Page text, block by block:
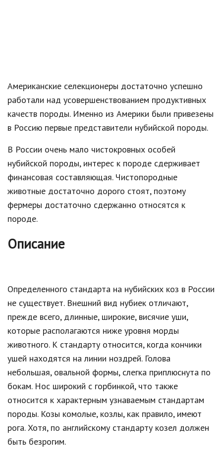
Американские селекционеры достаточно успешно
работали над усовершенствованием продуктивных
качеств породы. Именно из Америки были привезены
в Россию первые представители нубийской породы.
В России очень мало чистокровных особей
нубийской породы, интерес к породе сдерживает
финансовая составляющая. Чистопородные
животные достаточно дорого стоят, поэтому
фермеры достаточно сдержанно относятся к
породе.
Описание
Определенного стандарта на нубийских коз в России
не существует. Внешний вид нубиек отличают,
прежде всего, длинные, широкие, висячие уши,
которые располагаются ниже уровня морды
животного. К стандарту относится, когда кончики
ушей находятся на линии ноздрей. Голова
небольшая, овальной формы, слегка приплюснута по
бокам. Нос широкий с горбинкой, что также
относится к характерным узнаваемым стандартам
породы. Козы комолые, козлы, как правило, имеют
рога. Хотя, по английскому стандарту козел должен
быть безрогим.